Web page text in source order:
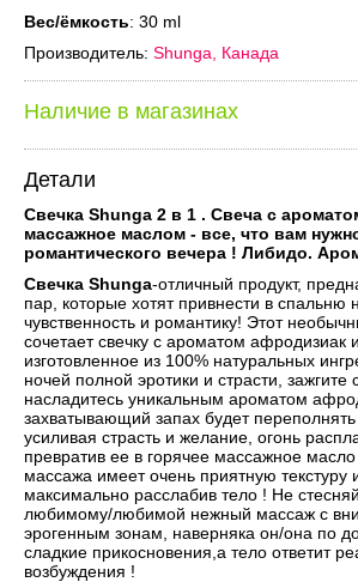
Вес/ёмкость: 30 ml
Производитель: Shunga, Канада
Наличие в магазинах
Детали
Свечка Shunga 2 в 1 . Свеча с
массажное маслом - все, что вам
романтического вечера ! Либидо.
Свечка Shunga-отличный продукт,
пар, которые хотят привнести в спальню
чувственность и романтику! Этот
сочетает свечку с ароматом афродизиак
изготовленное из 100% натуральных
ночей полной эротики и страсти, зажгите
насладитесь уникальным ароматом
захватывающий запах будет переполнять
усиливая страсть и желание, огонь
превратив ее в горячее массажное
массажа имеет очень приятную текстуру
максимально расслабив тело ! Не
любимому/любимой нежный массаж с
эрогенным зонам, наверняка он/она по
сладкие прикосновения,а тело ответит
возбуждения !